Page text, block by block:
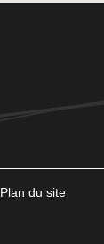
Plan du site